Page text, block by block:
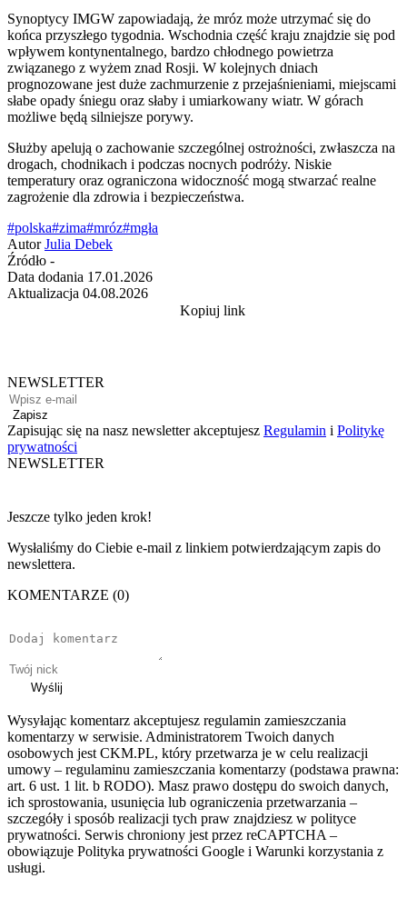
Synoptycy IMGW zapowiadają, że mróz może utrzymać się do
końca przyszłego tygodnia. Wschodnia część kraju znajdzie się pod
wpływem kontynentalnego, bardzo chłodnego powietrza
związanego z wyżem znad Rosji. W kolejnych dniach
prognozowane jest duże zachmurzenie z przejaśnieniami, miejscami
słabe opady śniegu oraz słaby i umiarkowany wiatr. W górach
możliwe będą silniejsze porywy.
Służby apelują o zachowanie szczególnej ostrożności, zwłaszcza na
drogach, chodnikach i podczas nocnych podróży. Niskie
temperatury oraz ograniczona widoczność mogą stwarzać realne
zagrożenie dla zdrowia i bezpieczeństwa.
#polska#zima#mróz#mgła
Autor Julia Debek
Źródło -
Data dodania 17.01.2026
Aktualizacja 04.08.2026
Kopiuj link
NEWSLETTER
Zapisz
Zapisując się na nasz newsletter akceptujesz Regulamin i Politykę
prywatności
NEWSLETTER
Jeszcze tylko jeden krok!
Wysłaliśmy do Ciebie e-mail z linkiem potwierdzającym zapis do
newslettera.
KOMENTARZE (0)
Wyślij
Wysyłając komentarz akceptujesz regulamin zamieszczania
komentarzy w serwisie. Administratorem Twoich danych
osobowych jest CKM.PL, który przetwarza je w celu realizacji
umowy – regulaminu zamieszczania komentarzy (podstawa prawna:
art. 6 ust. 1 lit. b RODO). Masz prawo dostępu do swoich danych,
ich sprostowania, usunięcia lub ograniczenia przetwarzania –
szczegóły i sposób realizacji tych praw znajdziesz w polityce
prywatności. Serwis chroniony jest przez reCAPTCHA –
obowiązuje Polityka prywatności Google i Warunki korzystania z
usługi.